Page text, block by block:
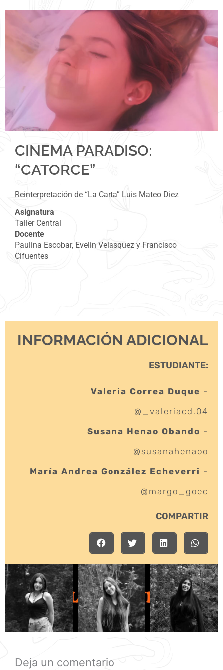
CINEMA PARADISO:
“CATORCE”
Reinterpretación de “La Carta” Luis Mateo Diez
Asignatura
Taller Central
Docente
Paulina Escobar, Evelin Velasquez y Francisco
Cifuentes
INFORMACIÓN ADICIONAL
ESTUDIANTE:
Valeria Correa Duque -
@_valeriacd.04
Susana Henao Obando -
@susanahenaoo
María Andrea González Echeverri -
@margo_goec
COMPARTIR
Deja un comentario